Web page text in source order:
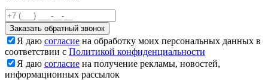
Заказать обратный звонок
Я даю согласие на обработку моих персональных данных в
соответствии с Политикой конфиденциальности
Я даю согласие на получение рекламы, новостей,
информационных рассылок